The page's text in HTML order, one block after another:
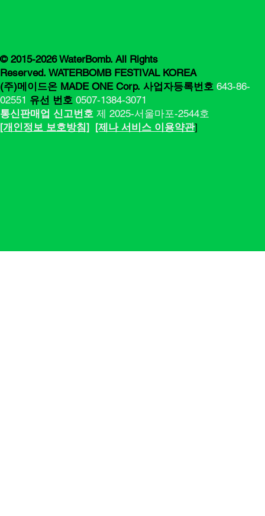
© 2015-2026 WaterBomb. All Rights
Reserved. WATERBOMB FESTIVAL KOREA
(주)메이드온 MADE ONE Corp. 사업자등록번호 643-86-
02551 유선 번호 0507-1384-3071
통신판매업 신고번호 제 2025-서울마포-2544호
[​​개인정보 보호방침] [제나 서비스 이용약관]